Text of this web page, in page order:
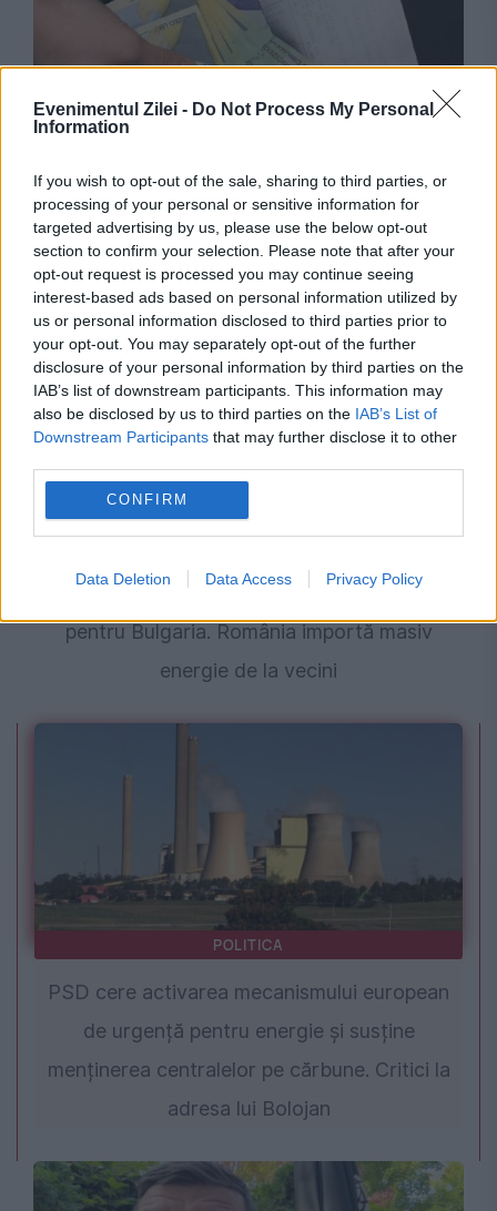
Evenimentul Zilei - Do Not Process My Personal
Information
If you wish to opt-out of the sale, sharing to third parties, or
processing of your personal or sensitive information for
targeted advertising by us, please use the below opt-out
section to confirm your selection. Please note that after your
opt-out request is processed you may continue seeing
interest-based ads based on personal information utilized by
us or personal information disclosed to third parties prior to
your opt-out. You may separately opt-out of the further
disclosure of your personal information by third parties on the
IAB’s list of downstream participants. This information may
also be disclosed by us to third parties on the IAB’s List of
Downstream Participants that may further disclose it to other
CONFIRM
Data Deletion Data Access Privacy Policy
SOCIAL
De ce au românii o pensie mică, deși plătesc
printre cele mai mari contribuții din UE
Seceta de pe Dunăre aduce câștiguri uriașe
pentru Bulgaria. România importă masiv
energie de la vecini
POLITICA
PSD cere activarea mecanismului european
de urgență pentru energie și susține
menținerea centralelor pe cărbune. Critici la
adresa lui Bolojan